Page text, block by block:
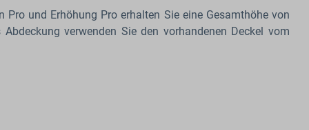
und Erhöhung Pro erhalten Sie eine Gesamthöhe von
verwenden Sie den vorhandenen Deckel vom